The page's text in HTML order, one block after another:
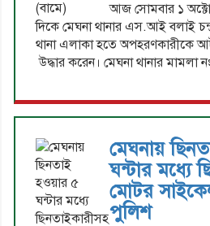
আজ সোমবার ১
দিকে মেঘনা থানার এস.আই বলাই
থানা এলাকা হতে অপহরণকারীকে
উদ্ধার করেন। মেঘনা থানার মামলা
মেঘনায়
ঘন্টার মধ্যে
মোটর
পুলিশ